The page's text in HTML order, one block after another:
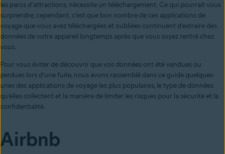
les parcs d’attractions, nécessite un téléchargement. Ce qui pourrait vous
surprendre, cependant, c’est que bon nombre de ces applications de
voyage que vous avez téléchargées et oubliées continuent d’extraire des
données de votre appareil longtemps après que vous soyez rentré chez
vous.
Pour vous éviter de découvrir que vos données ont été vendues ou
perdues lors d’une fuite, nous avons rassemblé dans ce guide quelques-
unes des applications de voyage les plus populaires, le type de données
qu’elles collectent et la manière de limiter les risques pour la sécurité et la
confidentialité.
Airbnb